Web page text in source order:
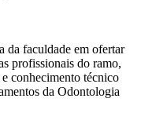
da faculdade em ofertar
profissionais do ramo,
conhecimento técnico
da Odontologia